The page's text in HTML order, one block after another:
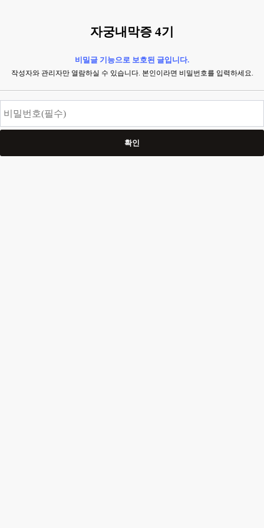
자궁내막증 4기
비밀글 기능으로 보호된 글입니다.
작성자와 관리자만 열람하실 수 있습니다. 본인이라면 비밀번호를 입력하세요.